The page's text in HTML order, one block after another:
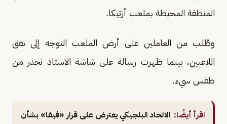
المنطقة المحيطة بملعب أزتيكا.
وطُلب من العاملين على أرض الملعب التوجه إلى نفق
اللاعبين، بينما ظهرت رسالة على شاشة الاستاد تحذر من
طقس سيء.
اقرأ أيضًا: الاتحاد البلجيكي يعترض على قرار «فيفا» بشأن